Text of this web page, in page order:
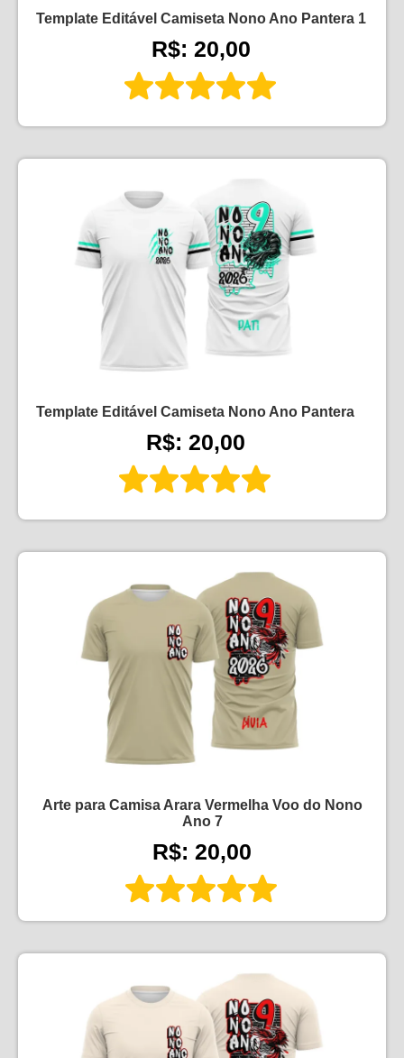
Template Editável Camiseta Nono Ano Pantera 1
R$: 20,00
Template Editável Camiseta Nono Ano Pantera
R$: 20,00
Arte para Camisa Arara Vermelha Voo do Nono
Ano 7
R$: 20,00